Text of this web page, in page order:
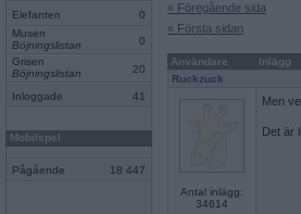
Elefanten
0
Musen
Böjningslistan
0
Grisen
Böjningslistan
20
Inloggade 41
Mobilspel
Pågående 18 447
« Föregående sida
« Första sidan
Användare
Inlägg
Ruckzuck
Antal inlägg:
34614
Men
Det är